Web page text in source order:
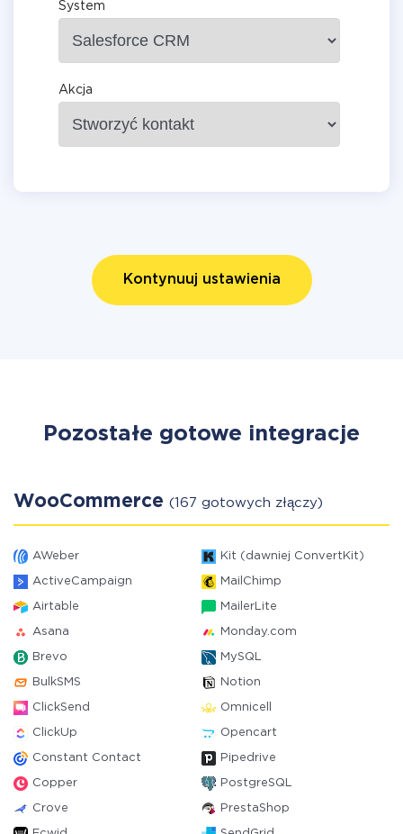
System
Akcja
Kontynuuj ustawienia
Pozostałe gotowe integracje
WooCommerce (167 gotowych złączy)
AWeber Kit (dawniej ConvertKit)
ActiveCampaign MailChimp
Airtable MailerLite
Asana Monday.com
Brevo MySQL
BulkSMS Notion
ClickSend Omnicell
ClickUp Opencart
Constant Contact Pipedrive
Copper PostgreSQL
Crove PrestaShop